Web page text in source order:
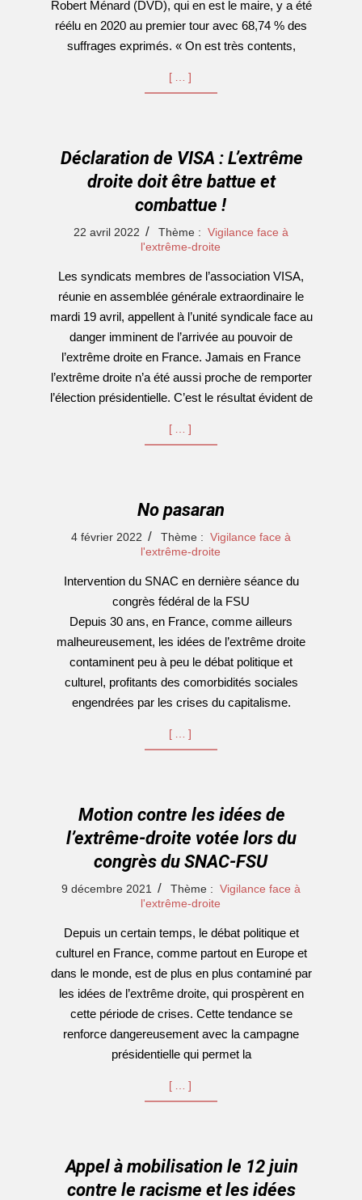
Robert Ménard (DVD), qui en est le maire, y a été
réélu en 2020 au premier tour avec 68,74 % des
suffrages exprimés. « On est très contents,
[…]
Déclaration de VISA : L’extrême
droite doit être battue et
combattue !
2022-22 avril 2022 Thème : Vigilance face à
l'extrême-droite
Les syndicats membres de l’association VISA,
réunie en assemblée générale extraordinaire le
mardi 19 avril, appellent à l’unité syndicale face au
danger imminent de l’arrivée au pouvoir de
l’extrême droite en France. Jamais en France
l’extrême droite n’a été aussi proche de remporter
l’élection présidentielle. C’est le résultat évident de
[…]
No pasaran
2022-4 février 2022 Thème : Vigilance face à
l'extrême-droite
Intervention du SNAC en dernière séance du
congrès fédéral de la FSU
Depuis 30 ans, en France, comme ailleurs
malheureusement, les idées de l’extrême droite
contaminent peu à peu le débat politique et
culturel, profitants des comorbidités sociales
engendrées par les crises du capitalisme.
[…]
Motion contre les idées de
l’extrême-droite votée lors du
congrès du SNAC-FSU
2021-
9 décembre 2021 Thème : Vigilance face à
l'extrême-droite
Depuis un certain temps, le débat politique et
culturel en France, comme partout en Europe et
dans le monde, est de plus en plus contaminé par
les idées de l’extrême droite, qui prospèrent en
cette période de crises. Cette tendance se
renforce dangereusement avec la campagne
présidentielle qui permet la
[…]
Appel à mobilisation le 12 juin
contre le racisme et les idées